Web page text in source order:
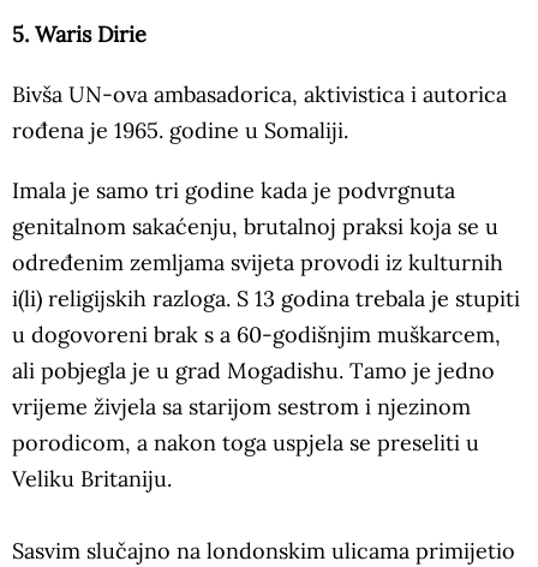
5. Waris Dirie
Bivša UN-ova ambasadorica, aktivistica i autorica
rođena je 1965. godine u Somaliji.
Imala je samo tri godine kada je podvrgnuta
genitalnom sakaćenju, brutalnoj praksi koja se u
određenim zemljama svijeta provodi iz kulturnih
i(li) religijskih razloga. S 13 godina trebala je stupiti
u dogovoreni brak s a 60-godišnjim muškarcem,
ali pobjegla je u grad Mogadishu. Tamo je jedno
vrijeme živjela sa starijom sestrom i njezinom
porodicom, a nakon toga uspjela se preseliti u
Veliku Britaniju.
Sasvim slučajno na londonskim ulicama primijetio